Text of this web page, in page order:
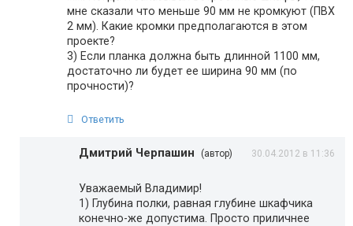
мне сказали что меньше 90 мм не кромкуют (ПВХ
2 мм). Какие кромки предполагаются в этом
проекте?
3) Если планка должна быть длинной 1100 мм,
достаточно ли будет ее ширина 90 мм (по
прочности)?
Ответить
Дмитрий Черпашин (автор) 30.04.2012 в 11:36
Уважаемый Владимир!
1) Глубина полки, равная глубине шкафчика
конечно-же допустима. Просто приличнее